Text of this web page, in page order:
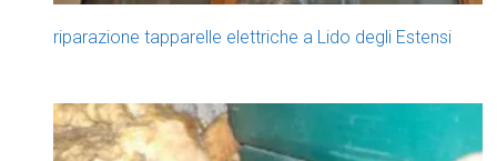
riparazione tapparelle elettriche a Lido degli Estensi